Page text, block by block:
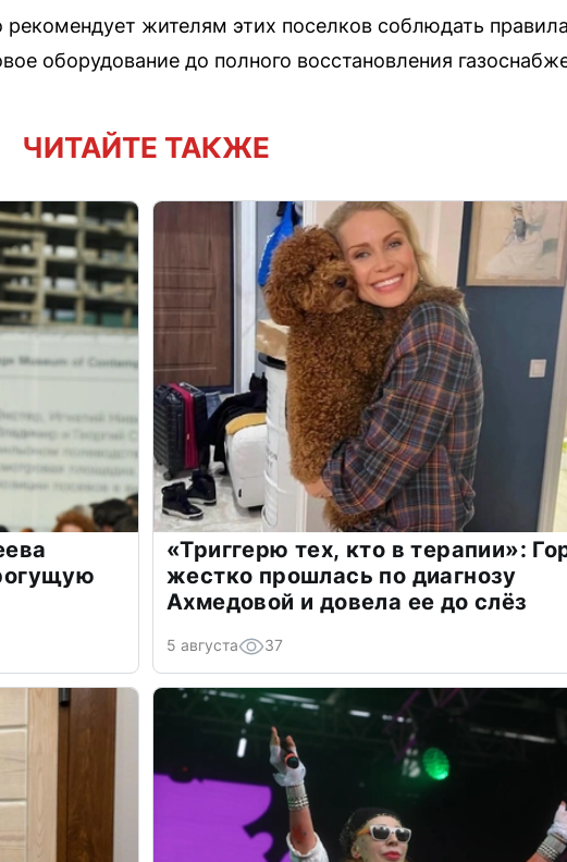
жителям этих поселков соблюдать
оборудование до полного восстановления
ЧИТАЙТЕ ТАКЖЕ
«Триггерю тех, кто в терапии»:
жестко прошлась по диагнозу
Ахмедовой и довела ее до слёз
5 августа 37